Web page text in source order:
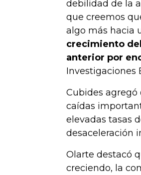
debilidad de la
que creemos
algo más hacia
crecimiento
anterior por
Investigaciones
Cubides agregó
caídas
elevadas tasas
desaceleración
Olarte destacó
creciendo, la